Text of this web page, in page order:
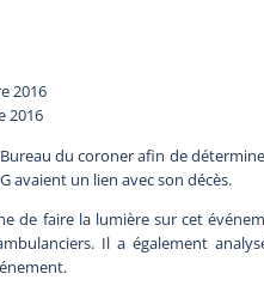
2016
2016
du coroner afin de
avaient un lien avec son décès.
de faire la lumière sur cet
Il a également